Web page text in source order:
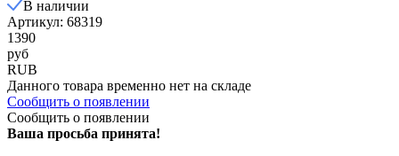
В наличии
Артикул: 68319
1390
руб
RUB
Данного товара временно нет на складе
Сообщить о появлении
Сообщить о появлении
Ваша просьба принята!